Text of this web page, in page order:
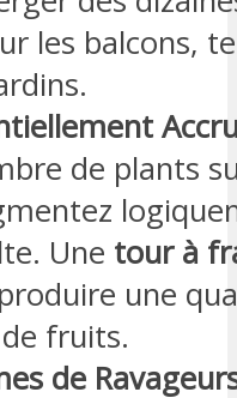
les balcons,
de plants
Une tour à
une
fruits.
de